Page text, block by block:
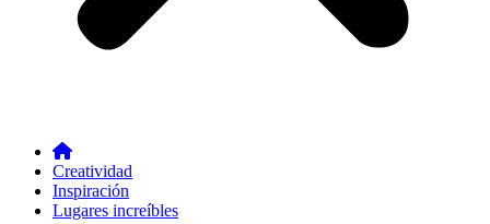
Creatividad
Inspiración
Lugares increíbles